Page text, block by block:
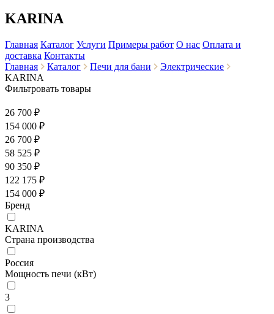
KARINA
Главная Каталог Услуги Примеры работ О нас Оплата и
доставка Контакты
Главная
Каталог Печи для бани
Электрические
KARINA
Фильтровать товары
26 700 ₽
154 000 ₽
26 700 ₽
58 525 ₽
90 350 ₽
122 175 ₽
154 000 ₽
Бренд
KARINA
Страна производства
Россия
Мощность печи (кВт)
3